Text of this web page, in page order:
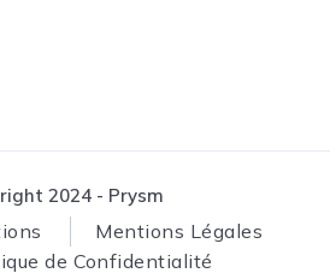
2024 - Prysm
Mentions Légales
de Confidentialité